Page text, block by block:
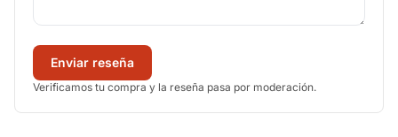
Enviar reseña
Verificamos tu compra y la reseña pasa por moderación.